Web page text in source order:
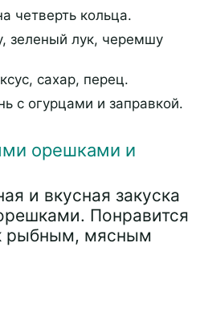
четверть кольца.
зеленый лук, черемшу
сахар, перец.
с огурцами и заправкой.
орешками и
и вкусная закуска
Понравится
рыбным, мясным